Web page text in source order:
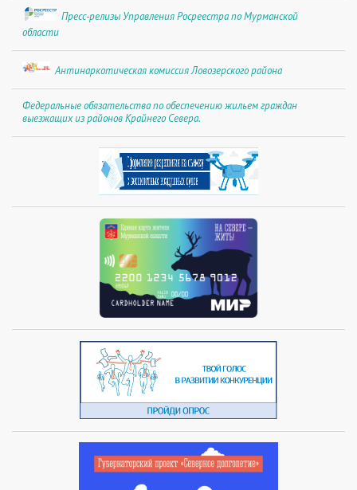
Пресс-релизы Управления Росреестра по Мурманской
области
Антинаркотическая комиссия Ловозерского района
Федеральные обязательства по обеспечению жильем граждан
выезжащих из районов Крайнего Севера.